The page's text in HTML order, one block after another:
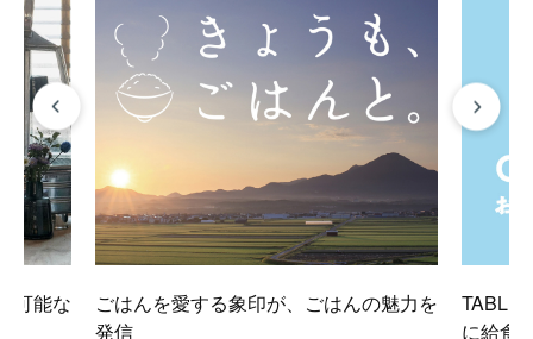
、ごはんの魅力を
TABLE FOR TWOが世界の子どもたち